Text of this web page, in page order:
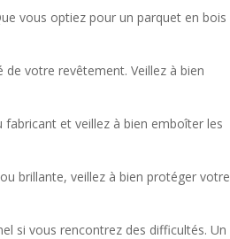
vous optiez pour un parquet en bois
votre revêtement. Veillez à bien
et veillez à bien emboîter les
brillante, veillez à bien protéger votre
si vous rencontrez des difficultés. Un